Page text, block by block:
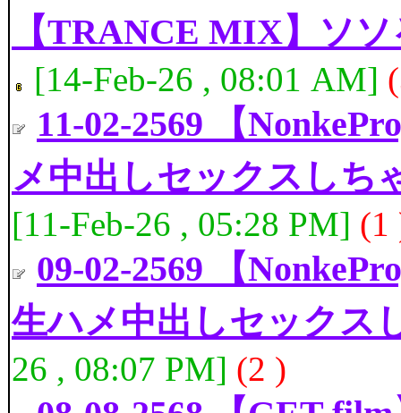
【TRANCE MIX】ソ
[14-Feb-26 , 08:01 AM]
11-02-2569 【
メ中出しセックスしち
[11-Feb-26 , 05:28 PM] (1
09-02-2569 【
生ハメ中出しセックス
26 , 08:07 PM] (2 )